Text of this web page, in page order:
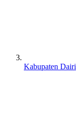
Kabupaten Dairi